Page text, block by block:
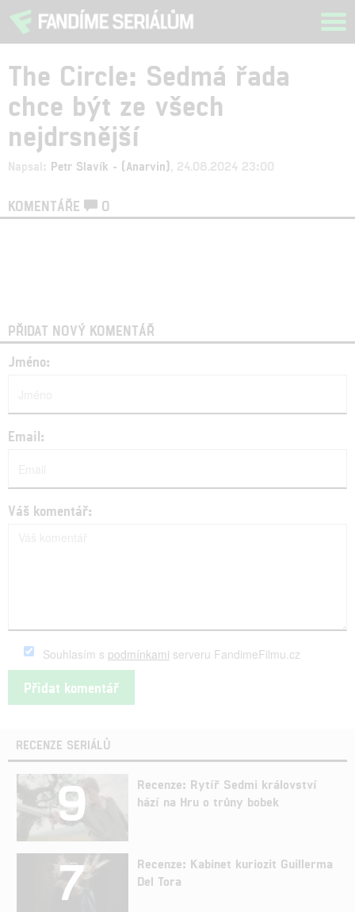
The Circle: Sedmá řada
chce být ze všech
nejdrsnější
Napsal: Petr Slavík - (Anarvin) , 24.08.2024 23:00
KOMENTÁŘE 0
PŘIDAT NOVÝ KOMENTÁŘ
Jméno:
Email:
Váš komentář:
Souhlasím s podmínkami serveru FandimeFilmu.cz
RECENZE SERIÁLŮ
9
Recenze: Rytíř Sedmi království
hází na Hru o trůny bobek
7
Recenze: Kabinet kuriozit Guillerma
Del Tora